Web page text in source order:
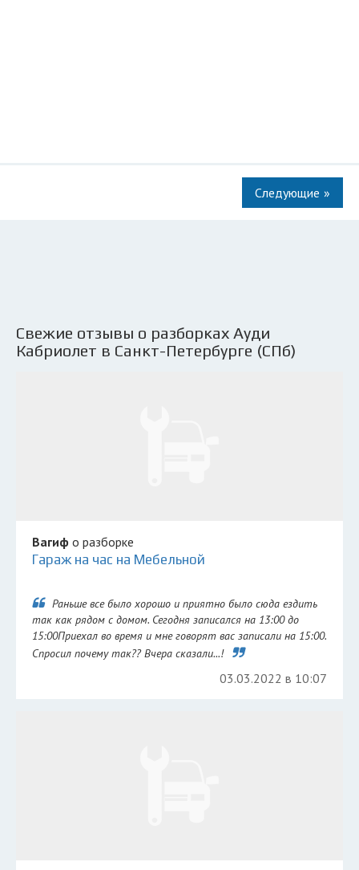
»
Свежие отзывы о разборках Ауди
Кабриолет в Санкт-Петербурге (СПб)
Вагиф о разборке
Гараж на час на Мебельной
Раньше все было хорошо и приятно было сюда ездить
так как рядом с домом. Сегодня записался на 13:00 до
15:00Приехал во время и мне говорят вас записали на 15:00.
Спросил почему так?? Вчера сказали...!
03.03.2022 в 10:07